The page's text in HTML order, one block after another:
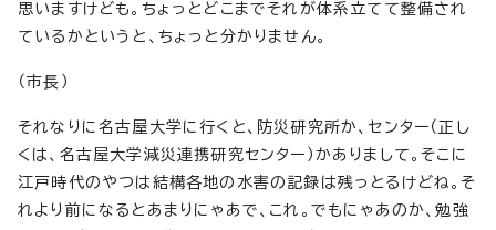
思いますけども。ちょっとどこまでそれが体系立てて整備され
ているかというと、ちょっと分かりません。
（市長）
それなりに名古屋大学に行くと、防災研究所か、センター（正し
くは、名古屋大学減災連携研究センター）かありまして。そこに
江戸時代のやつは結構各地の水害の記録は残っとるけどね。そ
れより前になるとあまりにゃあで、これ。でもにゃあのか、勉強